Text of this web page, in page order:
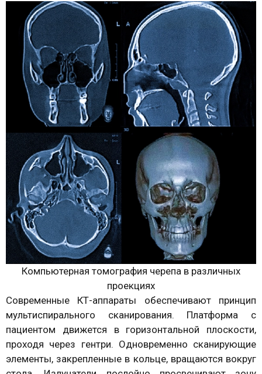
Компьютерная томография черепа в различных
проекциях
Современные КТ-аппараты обеспечивают принцип
мультиспирального сканирования. Платформа с
пациентом движется в горизонтальной плоскости,
проходя через гентри. Одновременно сканирующие
элементы, закрепленные в кольце, вращаются вокруг